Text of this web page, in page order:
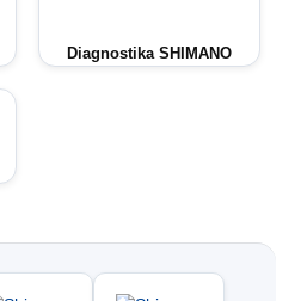
Diagnostika SHIMANO